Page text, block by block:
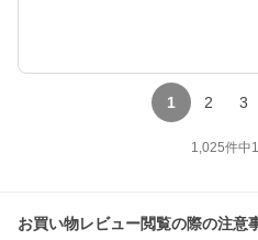
1 2 3
1,025件中1
お買い物レビュー閲覧の際の注意